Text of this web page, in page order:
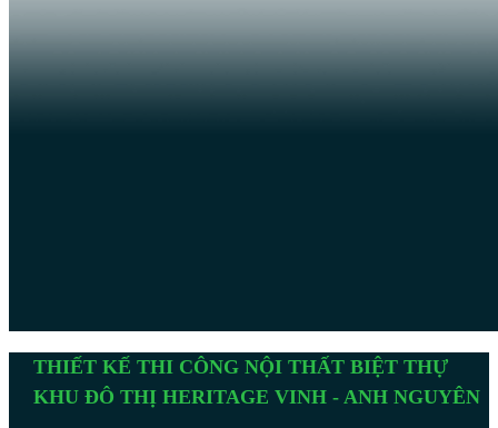
THIẾT KẾ THI CÔNG NỘI THẤT BIỆT THỰ
KHU ĐÔ THỊ HERITAGE VINH - ANH NGUYÊN